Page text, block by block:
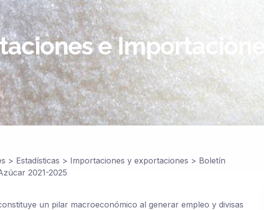
e
> Estadísticas > Importaciones y exportaciones > Boletín
2021-2025
un pilar macroeconómico al generar empleo y divisas